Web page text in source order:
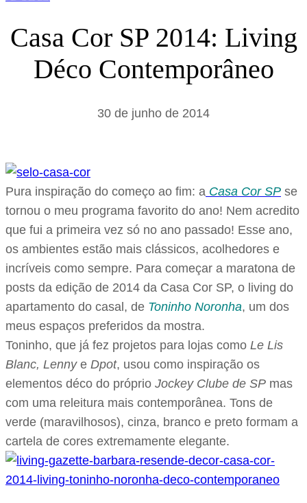
Casa Cor SP 2014: Living
Déco Contemporâneo
30 de junho de 2014
Pura inspiração do começo ao fim: a Casa Cor SP se
tornou o meu programa favorito do ano! Nem acredito
que fui a primeira vez só no ano passado! Esse ano,
os ambientes estão mais clássicos, acolhedores e
incríveis como sempre. Para começar a maratona de
posts da edição de 2014 da Casa Cor SP, o living do
apartamento do casal, de Toninho Noronha, um dos
meus espaços preferidos da mostra.
Toninho, que já fez projetos para lojas como Le Lis
Blanc, Lennye Dpot, usou como inspiração os
elementos déco do próprio Jockey Clube de SP mas
com uma releitura mais contemporânea. Tons de
verde (maravilhosos), cinza, branco e preto formam a
cartela de cores extremamente elegante.